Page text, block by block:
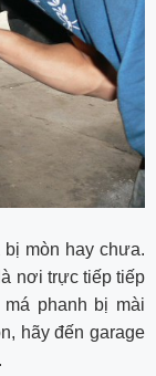
bị mòn hay chưa.
nơi trực tiếp tiếp
phanh bị mài
hãy đến garage